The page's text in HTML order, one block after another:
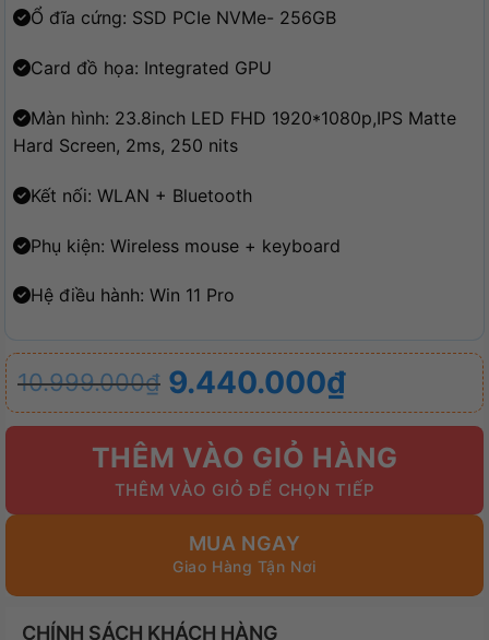
Ổ đĩa cứng: SSD PCIe NVMe- 256GB
Card đồ họa: Integrated GPU
Màn hình: 23.8inch LED FHD 1920*1080p,IPS Matte
Hard Screen, 2ms, 250 nits
Kết nối: WLAN + Bluetooth
Phụ kiện: Wireless mouse + keyboard
Hệ điều hành: Win 11 Pro
10.999.000₫
Giá
gốc
10.999.000₫.
9.440.000₫
Giá
hiện
9.440.000₫.
THÊM VÀO GIỎ HÀNG
MUA NGAY
CHÍNH SÁCH KHÁCH HÀNG